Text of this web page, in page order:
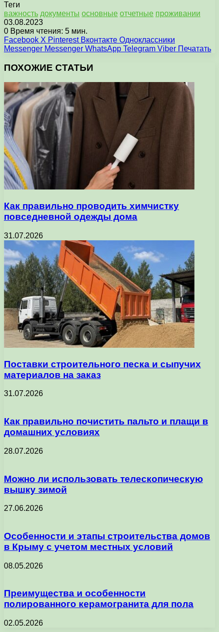
Теги
важность документы основные отчетные проживании
03.08.2023
0 Время чтения: 5 мин.
Facebook X Pinterest Вконтакте Одноклассники
Messenger Messenger WhatsApp Telegram Viber Печатать
ПОХОЖИЕ СТАТЬИ
Как правильно проводить химчистку
повседневной одежды дома
31.07.2026
Поставки строительного песка и сыпучих
материалов на заказ
31.07.2026
Как правильно почистить пальто и плащи в
домашних условиях
28.07.2026
Можно ли использовать телескопическую
вышку зимой
27.06.2026
Особенности и этапы строительства домов
в Крыму с учетом местных условий
08.05.2026
Преимущества и особенности
полированного керамогранита для пола
02.05.2026